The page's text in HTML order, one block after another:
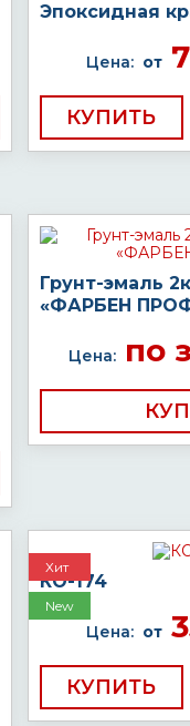
Эпоксидная
Цена: от
КУПИТЬ
Грунт-эмаль
«ФАРБЕН
Цена:по
Хит
New
КО-174
Цена: от
КУПИТЬ